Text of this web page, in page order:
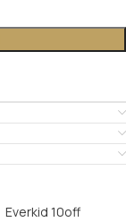
Everkid 10off